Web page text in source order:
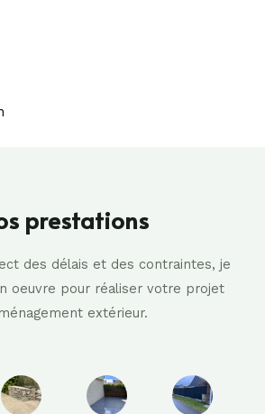
prestations
des délais et des contraintes, je
oeuvre pour réaliser votre projet
extérieur.